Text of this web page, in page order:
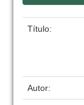
Título:
Autor: